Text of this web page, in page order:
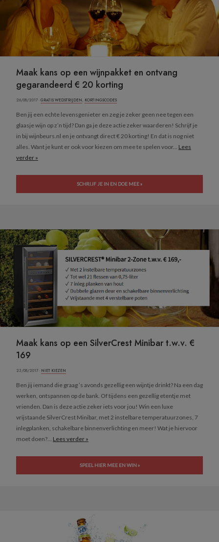
Maak kans op een wijnpakket en ontvang
gegarandeerd € 20 korting
26/08/2017 ·GRATIS WEDSTRIJDEN, KORTINGSCODES
Ben jij een echte levensgenieter en zeg je zeker geen nee tegen een
glaasje wijn op z’n tijd? Dan ga je deze actie zeker waarderen! Schrijf je
in bij wijnbeurs.nl en je ontvangt direct € 20 korting! En dat is nog niet
alles. Want je kunt er ook voor kiezen om mee te spelen voor... Lees
verder »
SCHRIJF JE IN EN DOE MEE »
Maak kans op een SilverCrest Minibar t.w.v. €
169
23/08/2017 · NIET KIEZEN
Ben jij iemand die graag ’s avonds gezellig een wijntje drinkt? Na een dag
werken, ontspannen op de bank. Of tijdens een gezellig etentje met
vrienden. Dan is deze actie zeker iets voor jou! Win een luxe
vrijstaande SilverCrest Minibar, met 2 instelbare temperatuurzones, 7
inlegplanken, schakelbare binnenverlichting en meer! Wat je hiervoor
moet doen?... Lees verder »
SPEEL HIER MEE EN WIN »